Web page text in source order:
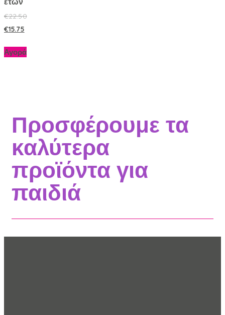
€22.50
€15.75
Αγορά
Προσφέρουμε τα
καλύτερα
προϊόντα για
παιδιά